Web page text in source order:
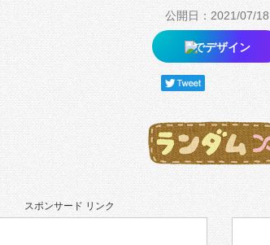
公開日：2021/07/18
でデザイン
スポンサード リンク